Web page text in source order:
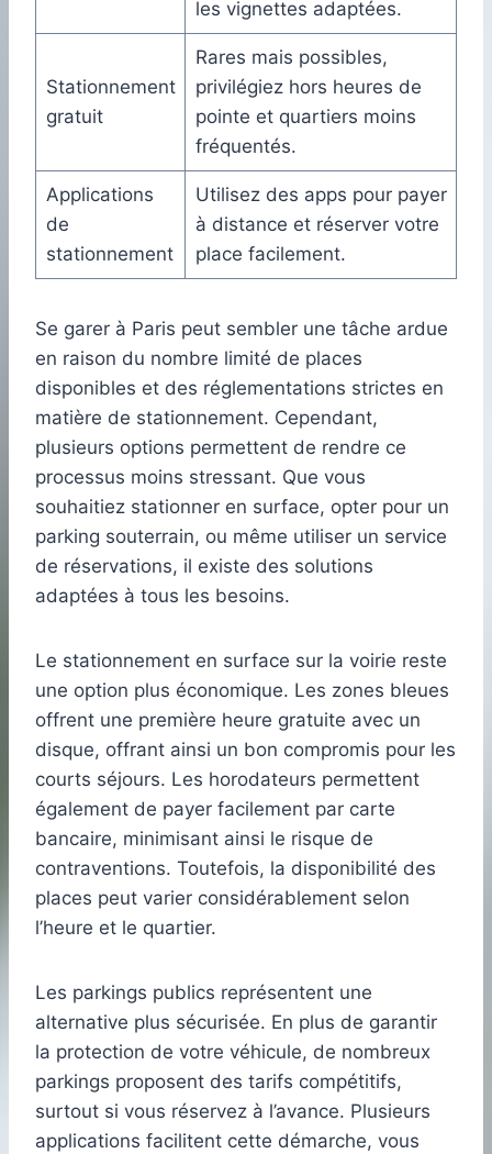
les vignettes adaptées.
Stationnement
gratuit
Rares mais possibles,
privilégiez hors heures de
pointe et quartiers moins
fréquentés.
Applications
de
stationnement
Utilisez des apps pour payer
à distance et réserver votre
place facilement.
Se garer à Paris peut sembler une tâche ardue
en raison du nombre limité de places
disponibles et des réglementations strictes en
matière de stationnement. Cependant,
plusieurs options permettent de rendre ce
processus moins stressant. Que vous
souhaitiez stationner en surface, opter pour un
parking souterrain, ou même utiliser un service
de réservations, il existe des solutions
adaptées à tous les besoins.
Le stationnement en surface sur la voirie reste
une option plus économique. Les zones bleues
offrent une première heure gratuite avec un
disque, offrant ainsi un bon compromis pour les
courts séjours. Les horodateurs permettent
également de payer facilement par carte
bancaire, minimisant ainsi le risque de
contraventions. Toutefois, la disponibilité des
places peut varier considérablement selon
l’heure et le quartier.
Les parkings publics représentent une
alternative plus sécurisée. En plus de garantir
la protection de votre véhicule, de nombreux
parkings proposent des tarifs compétitifs,
surtout si vous réservez à l’avance. Plusieurs
applications facilitent cette démarche, vous